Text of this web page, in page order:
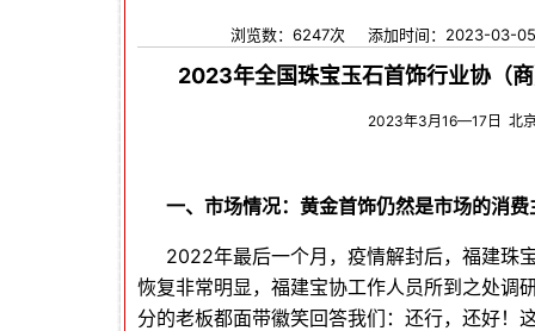
浏览数：6247次 添加时间：2023-03-05
2023年全国珠宝玉石首饰行业协（
2023年3月16—17日 北
一、市场情况：黄金首饰仍然是市场的消费
2022年最后一个月，疫情解封后，福建珠
恢复非常明显，福建宝协工作人员所到之处调
分的老板都面带徽笑回答我们：还行，还好！